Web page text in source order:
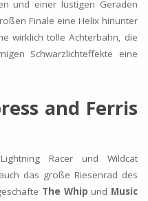
und einer lustigen Geraden
Finale eine Helix hinunter
wirklich tolle Achterbahn, die
Schwarzlichteffekte eine
and Ferris
Racer und Wildcat
das große Riesenrad des
The Whipund Music